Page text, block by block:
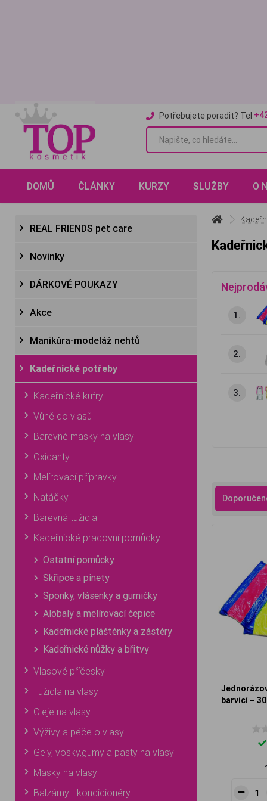
Potřebujete poradit? Tel
DOMŮ ČLÁNKY KURZY SLUŽBY O
REAL FRIENDS pet care
Novinky
DÁRKOVÉ POUKAZY
Akce
Manikúra-modeláž nehtů
Kadeřnické potřeby
Kadeřnické kufry
Vůně do vlasů
Barevné masky na vlasy
Oxidanty
Melírovací přípravky
Natáčky
Barevná tužidla
Kadeřnické pracovní pomůcky
Ostatní pomůcky
Skřipce a pinety
Sponky, vlásenky a gumičky
Alobaly a melírovací čepice
Kadeřnické pláštěnky a zástěry
Kadeřnické nůžky a břitvy
Vlasové příčesky
Tužidla na vlasy
Oleje na vlasy
Výživy a péče o vlasy
Gely, vosky,gumy a pasty na vlasy
Masky na vlasy
Balzámy - kondicionéry
1.
2.
3.
barvicí –